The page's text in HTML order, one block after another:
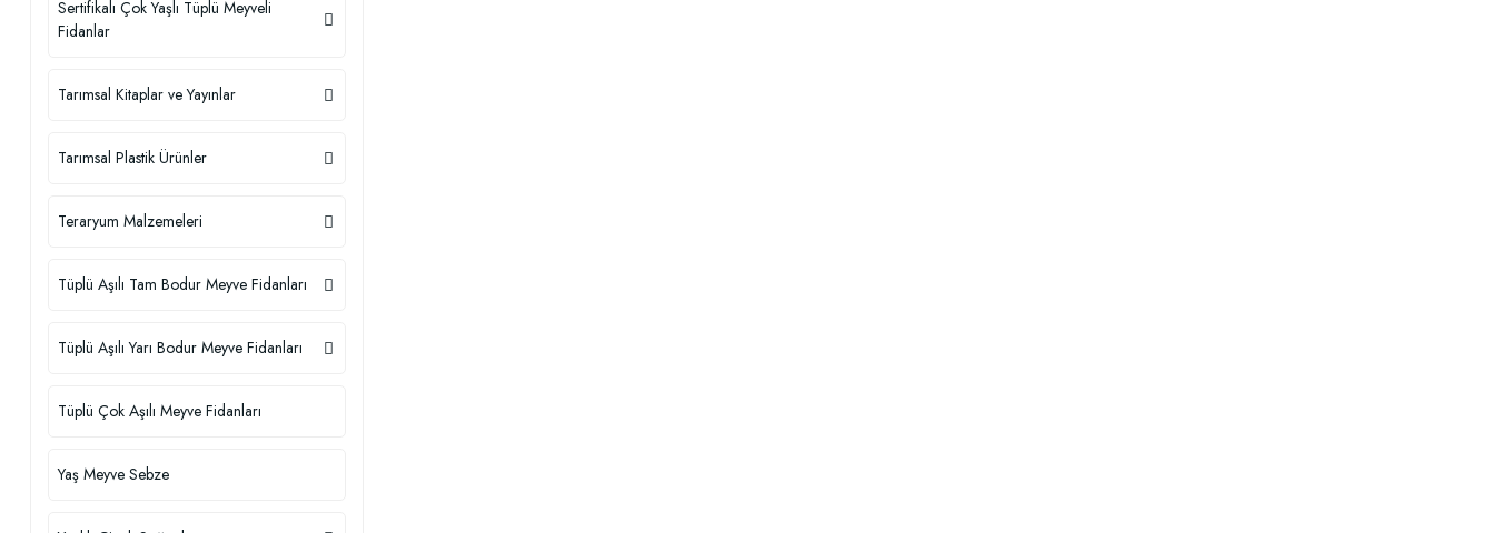
Sertifikalı Çok Yaşlı Tüplü Meyveli
Fidanlar
Tarımsal Kitaplar ve Yayınlar
Tarımsal Plastik Ürünler
Teraryum Malzemeleri
Tüplü Aşılı Tam Bodur Meyve Fidanları
Tüplü Aşılı Yarı Bodur Meyve Fidanları
Tüplü Çok Aşılı Meyve Fidanları
Yaş Meyve Sebze